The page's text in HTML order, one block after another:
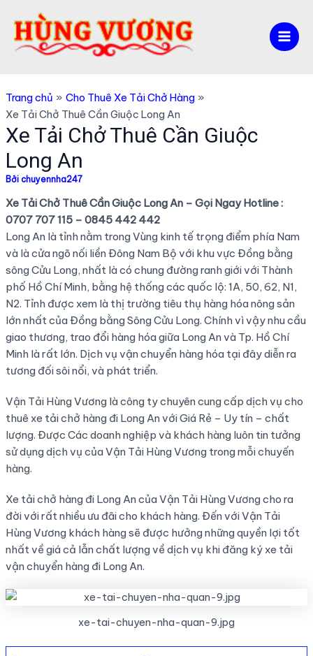
Main
Trang chủ
Cho Thuê Xe Tải Chở Hàng
Xe Tải Chở Thuê Cần Giuộc Long An
Xe Tải Chở Thuê Cần Giuộc
Long An
Bởi chuyennha247
Xe Tải Chở Thuê Cần Giuộc Long An – Gọi Ngay Hotline :
0707 707 115 – 0845 442 442
Long An là tỉnh nằm trong Vùng kinh tế trọng điểm phía Nam
và là cửa ngõ nối liền Đông Nam Bộ với khu vực Đồng bằng
sông Cửu Long, nhất là có chung đường ranh giới với Thành
phố Hồ Chí Minh, bằng hệ thống các quốc lộ: 1A, 50, 62, N1,
N2. Tỉnh được xem là thị trường tiêu thụ hàng hóa nông sản
lớn nhất của Đồng bằng Sông Cửu Long. Chính vì vậy nhu cầu
giao thương, trao đổi hàng hóa giữa Long An và Tp. Hồ Chí
Minh là rất lớn. Dịch vụ vận chuyển hàng hóa tại đây diễn ra
tương đối sôi nổi, và phát triển.
Vận Tải Hùng Vương là công ty chuyên cung cấp dịch vụ cho
thuê xe tải chở hàng đi Long An với Giá Rẻ – Uy tín – chất
lượng. Được Các doanh nghiệp và khách hàng luôn tin tưởng
sử dụng dịch vụ của Vận Tải Hùng Vương trong mỗi chuyến
hàng.
Xe tải chở hàng đi Long An của Vận Tải Hùng Vương cho ra
đời với rất nhiều ưu đãi cho khách hàng. Đến với Vận Tải
Hùng Vương khách hàng sẽ được hưởng những quyền lợi tốt
nhất về giá cả lẫn chất lượng về dịch vụ khi đăng ký xe tải
vận chuyển hàng đi Long An.
xe-tai-chuyen-nha-quan-9.jpg